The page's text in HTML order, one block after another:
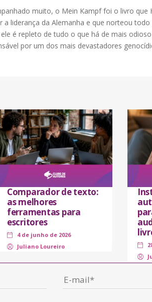
muito, o Mein Kampf foi o livro que
a liderança da Alemanha e que norteou todo
é repleto de tudo o que há de mais
por um dos mais devastadores
Comparador de texto:
as melhores
ferramentas para
escritores
4 de junho de 2026
Juliano Loureiro